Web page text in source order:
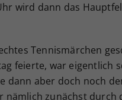
wird dann das
Tennismärchen
feierte, war eigentlich
dann aber doch noch
nämlich zunächst durch